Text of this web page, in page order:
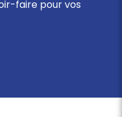
faire pour vos